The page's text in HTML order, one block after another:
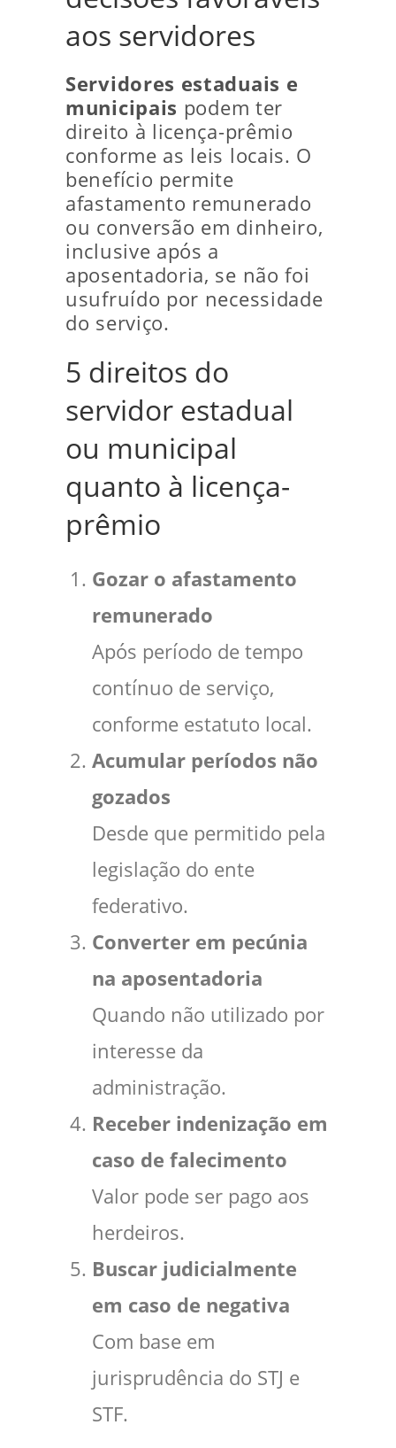
aos servidores
Servidores estaduais e
municipais podem ter
direito à licença-prêmio
conforme as leis locais. O
benefício permite
afastamento remunerado
ou conversão em dinheiro,
inclusive após a
aposentadoria, se não foi
usufruído por necessidade
do serviço.
5 direitos do
servidor estadual
ou municipal
quanto à licença-
prêmio
Gozar o afastamento
remunerado
Após período de tempo
contínuo de serviço,
conforme estatuto local.
Acumular períodos não
gozados
Desde que permitido pela
legislação do ente
federativo.
Converter em pecúnia
na aposentadoria
Quando não utilizado por
interesse da
administração.
Receber indenização em
caso de falecimento
Valor pode ser pago aos
herdeiros.
Buscar judicialmente
em caso de negativa
Com base em
jurisprudência do STJ e
STF.